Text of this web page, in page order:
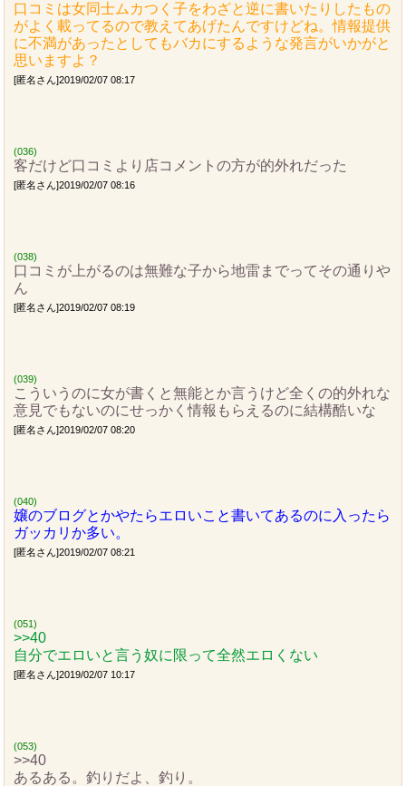
口コミは女同士ムカつく子をわざと逆に書いたりしたもの
がよく載ってるので教えてあげたんですけどね。情報提供
に不満があったとしてもバカにするような発言がいかがと
思いますよ？
[匿名さん]2019/02/07 08:17
(036)
客だけど口コミより店コメントの方が的外れだった
[匿名さん]2019/02/07 08:16
(038)
口コミが上がるのは無難な子から地雷までってその通りや
ん
[匿名さん]2019/02/07 08:19
(039)
こういうのに女が書くと無能とか言うけど全くの的外れな
意見でもないのにせっかく情報もらえるのに結構酷いな
[匿名さん]2019/02/07 08:20
(040)
嬢のブログとかやたらエロいこと書いてあるのに入ったら
ガッカリか多い。
[匿名さん]2019/02/07 08:21
(051)
>>40
自分でエロいと言う奴に限って全然エロくない
[匿名さん]2019/02/07 10:17
(053)
>>40
あるある。釣りだよ、釣り。